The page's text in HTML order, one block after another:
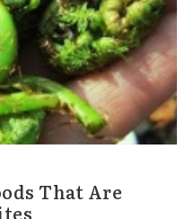
That Are